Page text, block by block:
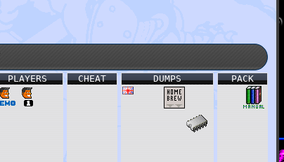
PACK
DUMPS
CHEAT
PLAYERS